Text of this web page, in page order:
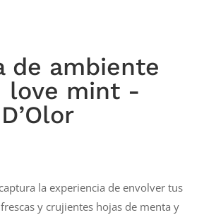
de ambiente
love mint -
la experiencia de envolver tus
y crujientes hojas de menta y